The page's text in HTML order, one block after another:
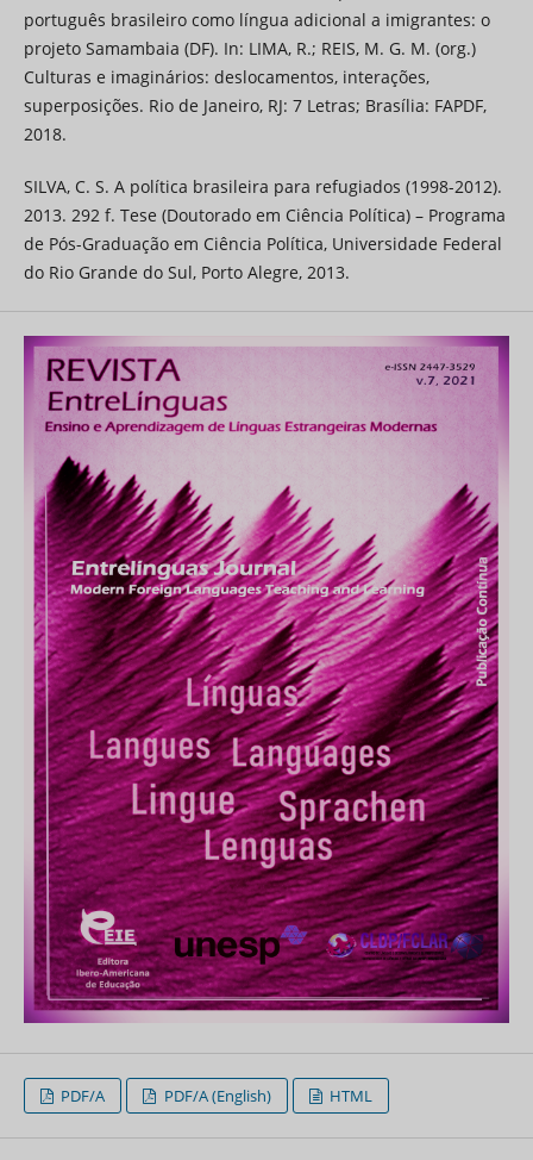
português brasileiro como língua adicional a imigrantes: o
projeto Samambaia (DF). In: LIMA, R.; REIS, M. G. M. (org.)
Culturas e imaginários: deslocamentos, interações,
superposições. Rio de Janeiro, RJ: 7 Letras; Brasília: FAPDF,
2018.
SILVA, C. S. A política brasileira para refugiados (1998-2012).
2013. 292 f. Tese (Doutorado em Ciência Política) – Programa
de Pós-Graduação em Ciência Política, Universidade Federal
do Rio Grande do Sul, Porto Alegre, 2013.
PDF/A PDF/A (English) HTML